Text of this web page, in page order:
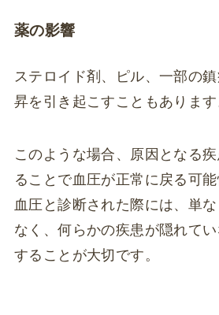
薬の影響
ステロイド剤、ピル、一部の
昇を引き起こすこともあります
このような場合、原因となる
ることで血圧が正常に戻る可
血圧と診断された際には、単
なく、何らかの疾患が隠れて
することが大切です。